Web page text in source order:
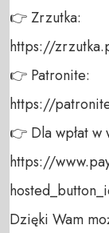
👉 Zrzutka:
https://
👉 Patronite:
https://
👉 Dla wpłat w
https://
Dzięki Wam